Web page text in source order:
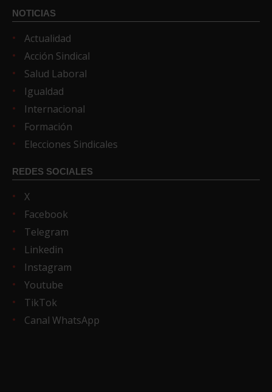
NOTICIAS
Actualidad
Acción Sindical
Salud Laboral
Igualdad
Internacional
Formación
Elecciones Sindicales
REDES SOCIALES
X
Facebook
Telegram
Linkedin
Instagram
Youtube
TikTok
Canal WhatsApp